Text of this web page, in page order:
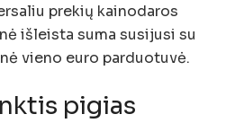
prekių kainodaros
išleista suma susijusi su
vieno euro parduotuvė.
pigias